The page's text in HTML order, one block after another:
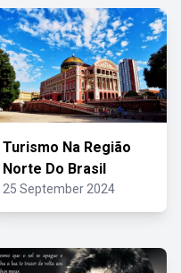
Turismo Na Região
Norte Do Brasil
25 September 2024